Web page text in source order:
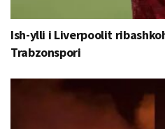
Ish-ylli i Liverpoolit
Trabzonspori